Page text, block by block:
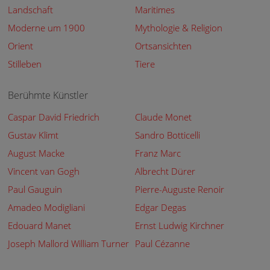
Landschaft
Maritimes
Moderne um 1900
Mythologie & Religion
Orient
Ortsansichten
Stilleben
Tiere
Berühmte Künstler
Caspar David Friedrich
Claude Monet
Gustav Klimt
Sandro Botticelli
August Macke
Franz Marc
Vincent van Gogh
Albrecht Dürer
Paul Gauguin
Pierre-Auguste Renoir
Amadeo Modigliani
Edgar Degas
Edouard Manet
Ernst Ludwig Kirchner
Joseph Mallord William Turner Paul Cézanne